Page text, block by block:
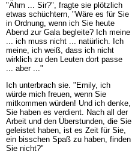
"Ähm ... Sir?", fragte sie plötzlich
etwas schüchtern, "Wäre es für Sie
in Ordnung, wenn ich Sie heute
Abend zur Gala begleite? Ich meine
... ich muss nicht ... natürlich. Ich
meine, ich weiß, dass ich nicht
wirklich zu den Leuten dort passe
... aber ..."
Ich unterbrach sie. "Emily, ich
würde mich freuen, wenn Sie
mitkommen würden! Und ich denke,
Sie haben es verdient. Nach all der
Arbeit und den Überstunden, die Sie
geleistet haben, ist es Zeit für Sie,
ein bisschen Spaß zu haben, finden
Sie nicht?"